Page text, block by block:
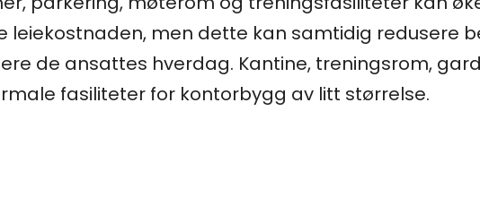
leiekostnaden, men dette kan samtidig redusere
de ansattes hverdag. Kantine, treningsrom,
fasiliteter for kontorbygg av litt størrelse.